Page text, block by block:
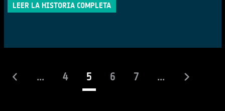
LEER LA HISTORIA COMPLETA
... 4 5(actual)
6 7 ...